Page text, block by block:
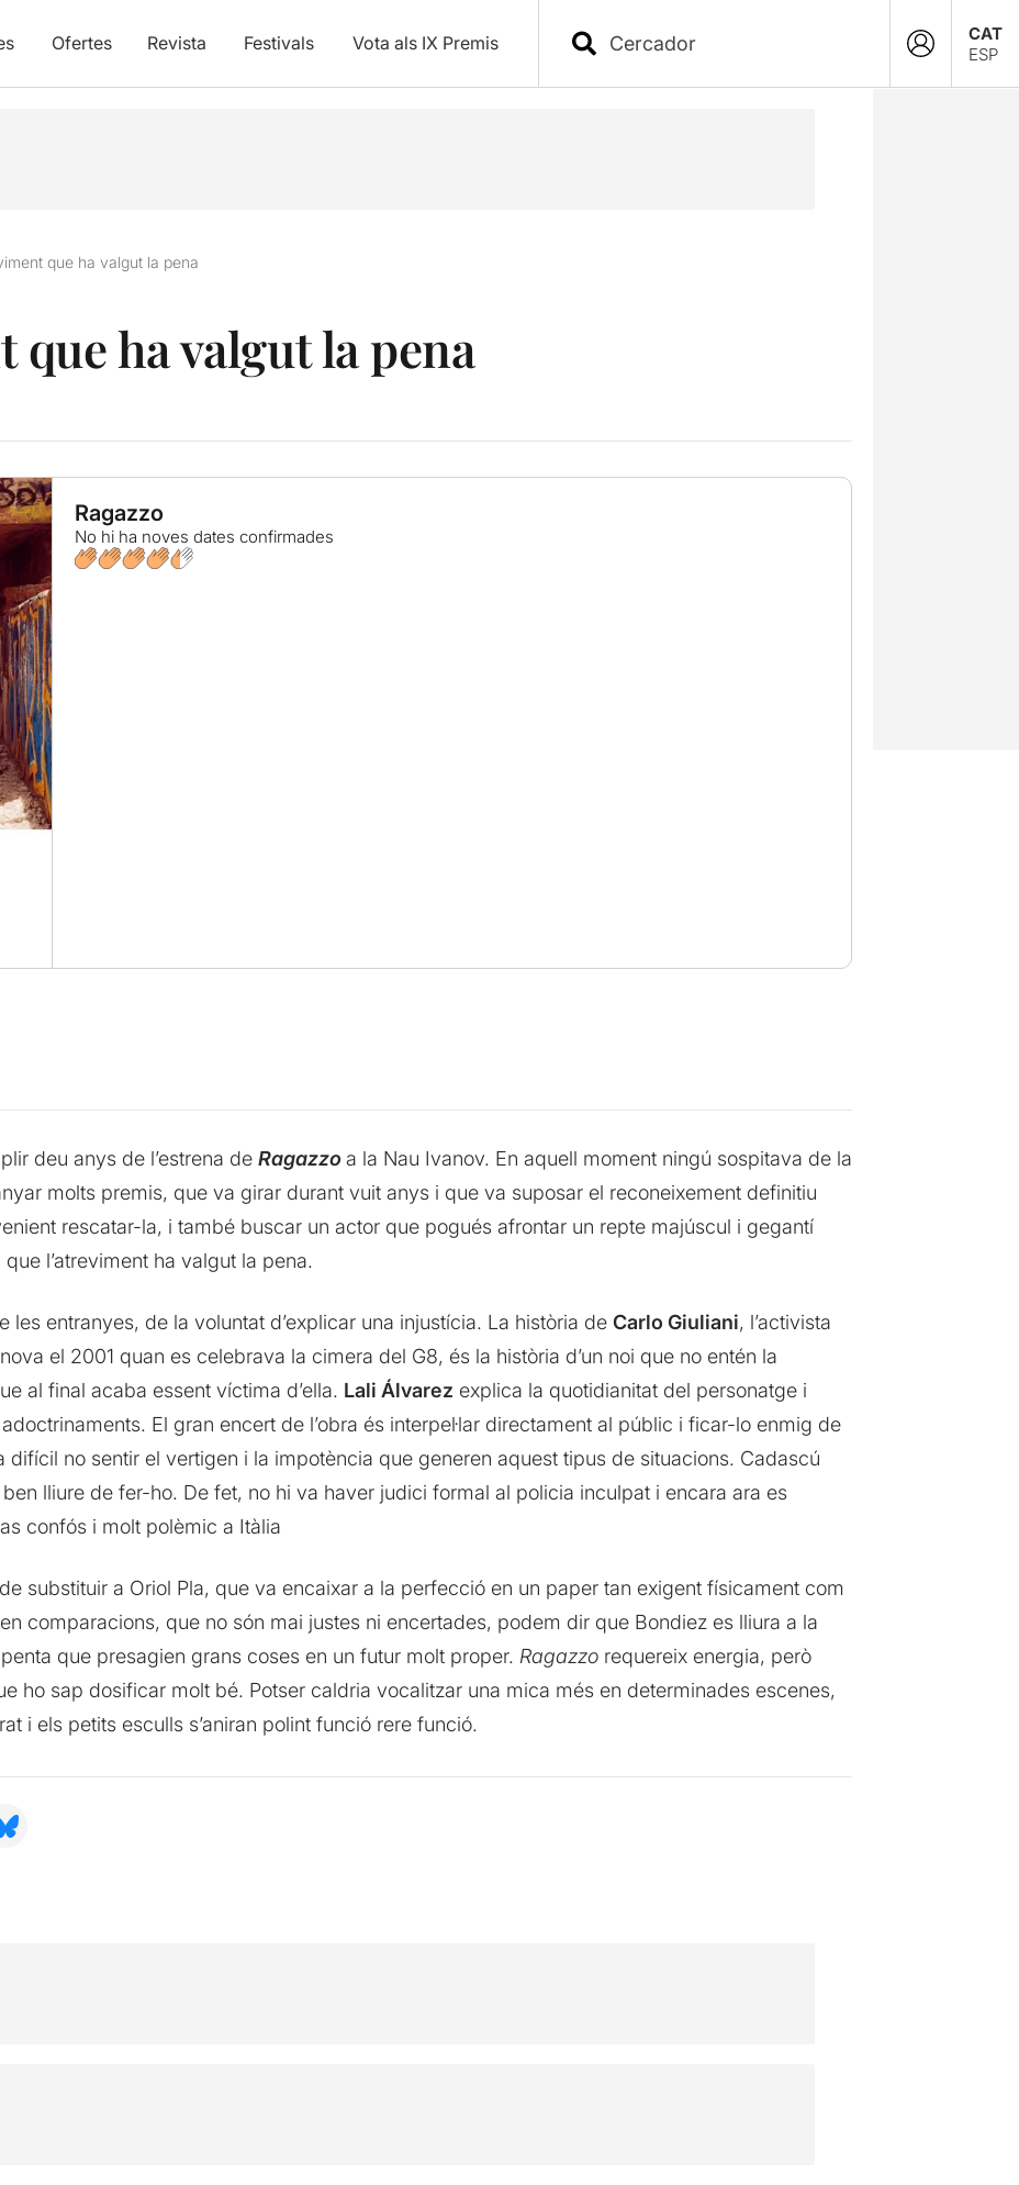
Ofertes Revista Festivals Vota als IX Premis
CAT
ESP
que ha valgut la pena
que ha valgut la pena
Ragazzo
No hi ha noves dates confirmades
deu anys de l’estrena de Ragazzoa la Nau Ivanov. En aquell moment ningú sospitava de la
molts premis, que va girar durant vuit anys i que va suposar el reconeixement definitiu
rescatar-la, i també buscar un actor que pogués afrontar un repte majúscul i gegantí
l’atreviment ha valgut la pena.
les entranyes, de la voluntat d’explicar una injustícia. La història de Carlo Giuliani, l’activista
el 2001 quan es celebrava la cimera del G8, és la història d’un noi que no entén la
al final acaba essent víctima d’ella. Lali Álvarez explica la quotidianitat del personatge i
El gran encert de l’obra és interpel·lar directament al públic i ficar-lo enmig de
difícil no sentir el vertigen i la impotència que generen aquest tipus de situacions. Cadascú
lliure de fer-ho. De fet, no hi va haver judici formal al policia inculpat i encara ara es
confós i molt polèmic a Itàlia
substituir a Oriol Pla, que va encaixar a la perfecció en un paper tan exigent físicament com
comparacions, que no són mai justes ni encertades, podem dir que Bondiez es lliura a la
que presagien grans coses en un futur molt proper. Ragazzorequereix energia, però
ho sap dosificar molt bé. Potser caldria vocalitzar una mica més en determinades escenes,
i els petits esculls s’aniran polint funció rere funció.